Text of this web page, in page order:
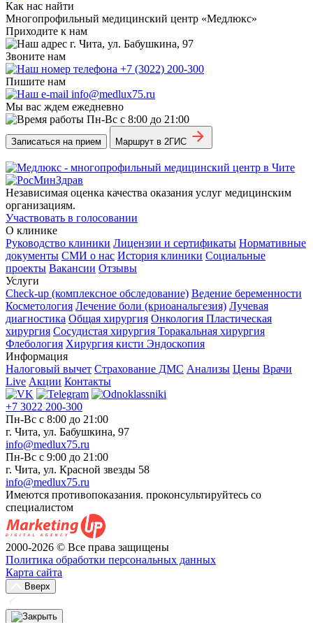
Как нас найти
Многопрофильный медицинский центр «Медлюкс»
Приходите к нам
г. Чита, ул. Бабушкина, 97
Звоните нам
+7 (3022) 200-300
Пишите нам
info@medlux75.ru
Мы вас ждем ежедневно
Пн-Вс с 8:00 до 21:00
Записаться на прием Маршрут в 2ГИС
Независимая оценка качества оказания услуг медицинским
организациям.
Участвовать в голосовании
О клинике
Руководство клиники Лицензии и сертификаты Нормативные
документы СМИ о нас История клиники Социальные
проекты Вакансии Отзывы
Услуги
Check-up (комплексное обследование) Ведение беременности
Косметология Лечение боли (криоанальгезия) Лучевая
диагностика Общая хирургия Онкология Пластическая
хирургия Сосудистая хирургия Торакальная хирургия
Флебология Хирургия кисти Эндоскопия
Информация
Налоговый вычет Страхование ДМС Анализы Цены Врачи
Live Акции Контакты
+7 3022 200-300
Пн-Вс с 8:00 до 21:00
г. Чита, ул. Бабушкина, 97
info@medlux75.ru
Пн-Вс с 9:00 до 21:00
г. Чита, ул. Красной звезды 58
info@medlux75.ru
Имеются противопоказания. проконсультируйтесь со
специалистом
2000-2026 © Все права защищены
Политика обработки персональных данных
Карта сайта
Вверх